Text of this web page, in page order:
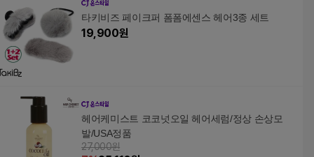
타키비즈 페이크퍼 폼폼에센스 헤어3종 세트
19,900원
헤어케미스트 코코넛오일 헤어세럼/정상 손상모
발/USA정품
27,000원